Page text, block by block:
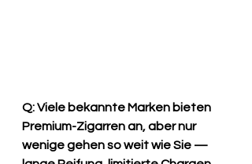
Q: Viele bekannte Marken bieten
Premium-Zigarren an, aber nur
wenige gehen so weit wie Sie —